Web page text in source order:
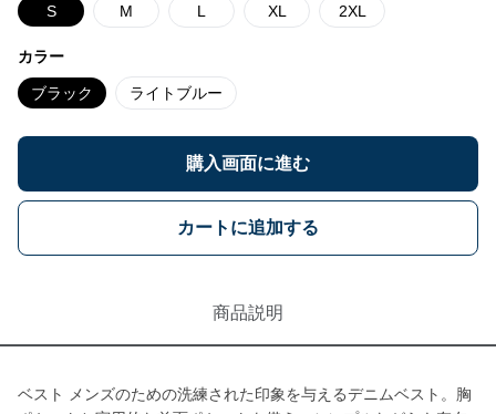
S M L XL 2XL
カラー
ブラック ライトブルー
購入画面に進む
カートに追加する
商品説明
ベスト メンズのための洗練された印象を与えるデニムベスト。胸